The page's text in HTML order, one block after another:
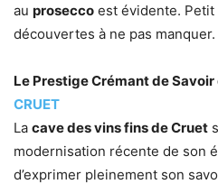
au prosecco est évidente. Petit
découvertes à ne pas manquer.
Le Prestige Crémant de Savoir
CRUET
La cave des vins fins de Cruet
modernisation récente de son
d’exprimer pleinement son